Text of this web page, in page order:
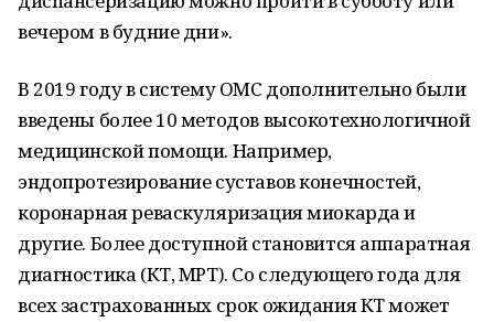
вечером в будние дни».
В 2019 году в систему ОМС дополнительно были
введены более 10 методов высокотехнологичной
медицинской помощи. Например,
эндопротезирование суставов конечностей,
коронарная реваскуляризация миокарда и
другие. Более доступной становится аппаратная
диагностика (КТ, МРТ). Со следующего года для
всех застрахованных срок ожидания КТ может